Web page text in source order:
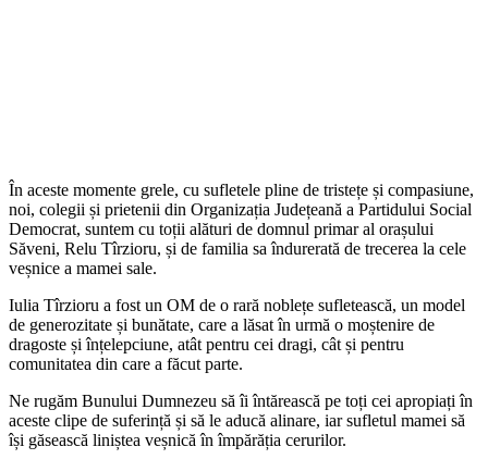
În aceste momente grele, cu sufletele pline de tristețe și compasiune,
noi, colegii și prietenii din Organizația Județeană a Partidului Social
Democrat, suntem cu toții alături de domnul primar al orașului
Săveni, Relu Tîrzioru, și de familia sa îndurerată de trecerea la cele
veșnice a mamei sale.
Iulia Tîrzioru a fost un OM de o rară noblețe sufletească, un model
de generozitate și bunătate, care a lăsat în urmă o moștenire de
dragoste și înțelepciune, atât pentru cei dragi, cât și pentru
comunitatea din care a făcut parte.
Ne rugăm Bunului Dumnezeu să îi întărească pe toți cei apropiați în
aceste clipe de suferință și să le aducă alinare, iar sufletul mamei să
își găsească liniștea veșnică în împărăția cerurilor.